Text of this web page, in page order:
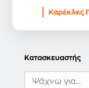
Καρέκλες
Κατασκευαστής